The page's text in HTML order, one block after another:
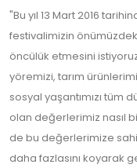
"Bu yıl 13 Mart 2016
festivalimizin
öncülük etmesini
yöremizi, tarım
sosyal yaşantımızı tüm
olan değerlerimiz nasıl
de bu değerlerimize
daha fazlasını koyarak